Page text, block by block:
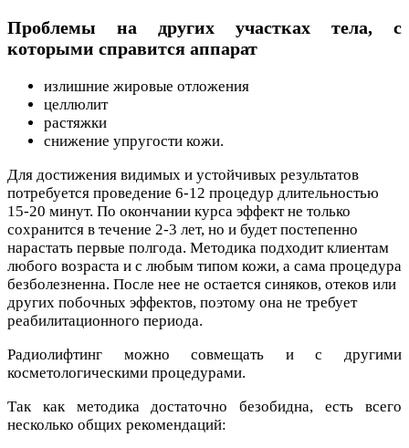
Проблемы на других участках тела, с
которыми справится аппарат
излишние жировые отложения
целлюлит
растяжки
снижение упругости кожи.
Для достижения видимых и устойчивых результатов
потребуется проведение 6-12 процедур длительностью
15-20 минут. По окончании курса эффект не только
сохранится в течение 2-3 лет, но и будет постепенно
нарастать первые полгода. Методика подходит клиентам
любого возраста и с любым типом кожи, а сама процедура
безболезненна. После нее не остается синяков, отеков или
других побочных эффектов, поэтому она не требует
реабилитационного периода.
Радиолифтинг можно совмещать и с другими
косметологическими процедурами.
Так как методика достаточно безобидна, есть всего
несколько общих рекомендаций: